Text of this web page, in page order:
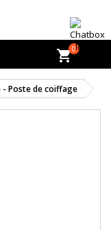
shopping_cart0
- Poste de coiffage